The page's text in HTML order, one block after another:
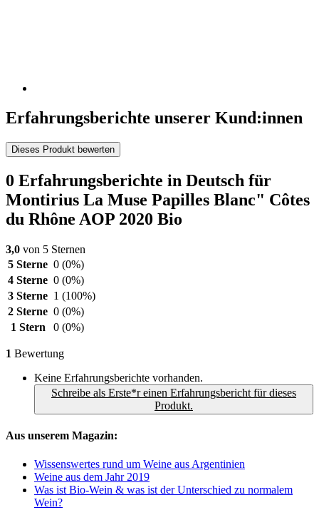
Erfahrungsberichte unserer Kund:innen
Dieses Produkt bewerten
0 Erfahrungsberichte in Deutsch für
Montirius La Muse Papilles Blanc" Côtes
du Rhône AOP 2020 Bio
3,0 von 5 Sternen
5 Sterne 0 (0%)
4 Sterne 0 (0%)
3 Sterne 1 (100%)
2 Sterne 0 (0%)
1 Stern
0 (0%)
1 Bewertung
Keine Erfahrungsberichte vorhanden.
Schreibe als Erste*r einen Erfahrungsbericht für dieses
Produkt.
Aus unserem Magazin:
Wissenswertes rund um Weine aus Argentinien
Weine aus dem Jahr 2019
Was ist Bio-Wein & was ist der Unterschied zu normalem
Wein?